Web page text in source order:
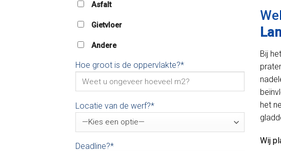
Asfalt
Gietvloer
Andere
Hoe groot is de oppervlakte?*
Locatie van de werf?*
Deadline?*
Bij
het
Wij